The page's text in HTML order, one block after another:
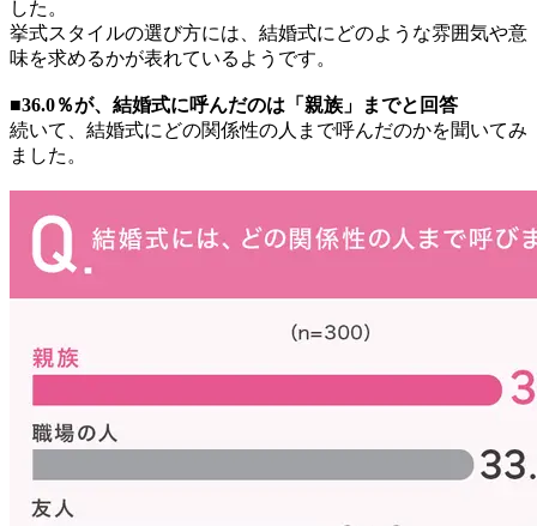
した。
挙式スタイルの選び方には、結婚式にどのような雰囲気や意
味を求めるかが表れているようです。
■36.0％が、結婚式に呼んだのは「親族」までと回答
続いて、結婚式にどの関係性の人まで呼んだのかを聞いてみ
ました。